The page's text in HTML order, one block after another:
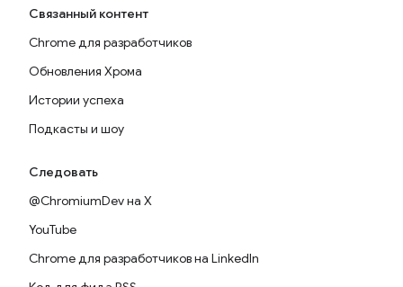
Связанный контент
Chrome для разработчиков
Обновления Хрома
Истории успеха
Подкасты и шоу
Следовать
@ChromiumDev на X
YouTube
Chrome для разработчиков на LinkedIn